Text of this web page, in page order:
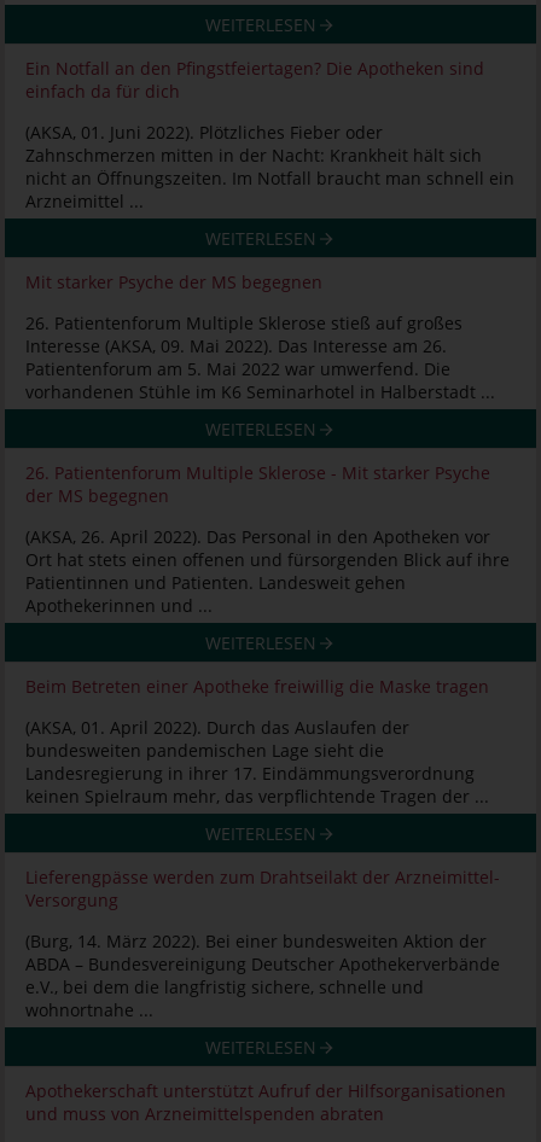
WEITERLESEN
Ein Notfall an den Pfingstfeiertagen? Die Apotheken sind
einfach da für dich
(AKSA, 01. Juni 2022). Plötzliches Fieber oder
Zahnschmerzen mitten in der Nacht: Krankheit hält sich
nicht an Öffnungszeiten. Im Notfall braucht man schnell ein
Arzneimittel ...
WEITERLESEN
Mit starker Psyche der MS begegnen
26. Patientenforum Multiple Sklerose stieß auf großes
Interesse (AKSA, 09. Mai 2022). Das Interesse am 26.
Patientenforum am 5. Mai 2022 war umwerfend. Die
vorhandenen Stühle im K6 Seminarhotel in Halberstadt ...
WEITERLESEN
26. Patientenforum Multiple Sklerose - Mit starker Psyche
der MS begegnen
(AKSA, 26. April 2022). Das Personal in den Apotheken vor
Ort hat stets einen offenen und fürsorgenden Blick auf ihre
Patientinnen und Patienten. Landesweit gehen
Apothekerinnen und ...
WEITERLESEN
Beim Betreten einer Apotheke freiwillig die Maske tragen
(AKSA, 01. April 2022). Durch das Auslaufen der
bundesweiten pandemischen Lage sieht die
Landesregierung in ihrer 17. Eindämmungsverordnung
keinen Spielraum mehr, das verpflichtende Tragen der ...
WEITERLESEN
Lieferengpässe werden zum Drahtseilakt der Arzneimittel-
Versorgung
(Burg, 14. März 2022). Bei einer bundesweiten Aktion der
ABDA – Bundesvereinigung Deutscher Apothekerverbände
e.V., bei dem die langfristig sichere, schnelle und
wohnortnahe ...
WEITERLESEN
Apothekerschaft unterstützt Aufruf der Hilfsorganisationen
und muss von Arzneimittelspenden abraten